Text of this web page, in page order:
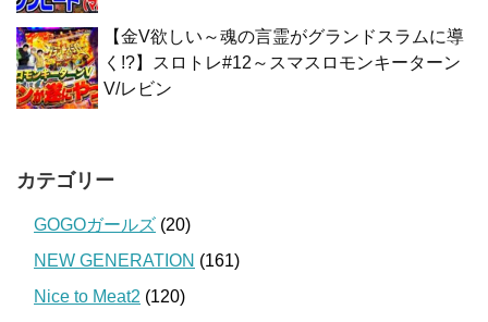
【金V欲しい～魂の言霊がグランドスラムに導
く!?】スロトレ#12～スマスロモンキーターン
V/レビン
カテゴリー
GOGOガールズ (20)
NEW GENERATION (161)
Nice to Meat2 (120)